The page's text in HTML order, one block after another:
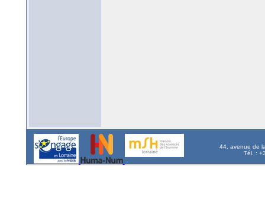
44, avenue de
Tél. :